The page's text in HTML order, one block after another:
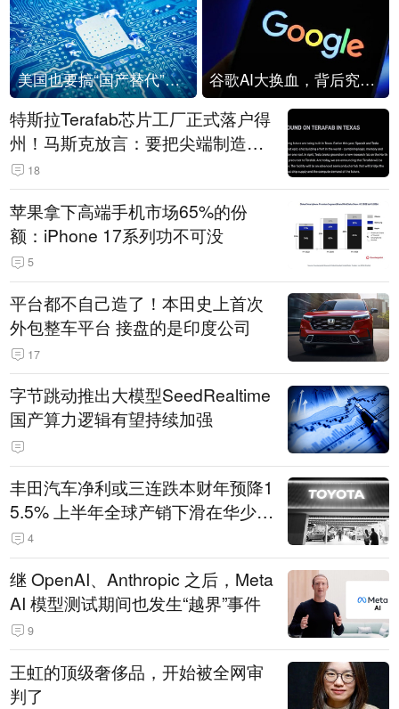
美国也要搞“国产替代”？先算清三笔账 谷歌AI大换血，背后究竟发生了什么？
特斯拉Terafab芯片工厂正式落户得
州！马斯克放言：要把尖端制造带
回美国
18
苹果拿下高端手机市场65%的份
额：iPhone 17系列功不可没
5
平台都不自己造了！本田史上首次
外包整车平台 接盘的是印度公司
17
字节跳动推出大模型SeedRealtime
国产算力逻辑有望持续加强
丰田汽车净利或三连跌本财年预降1
5.5% 上半年全球产销下滑在华少卖
14.3万辆
4
继 OpenAI、Anthropic 之后，Meta
AI 模型测试期间也发生“越界”事件
9
王虹的顶级奢侈品，开始被全网审
判了